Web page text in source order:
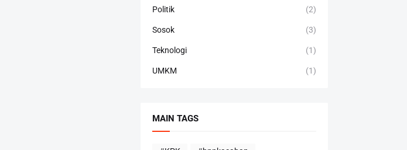
Politik (2)
Sosok (3)
Teknologi (1)
UMKM (1)
MAIN TAGS